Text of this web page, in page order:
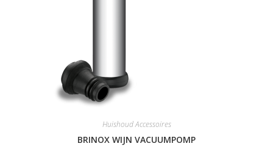
Huishoud Accessoires
BRINOX WIJN VACUUMPOMP